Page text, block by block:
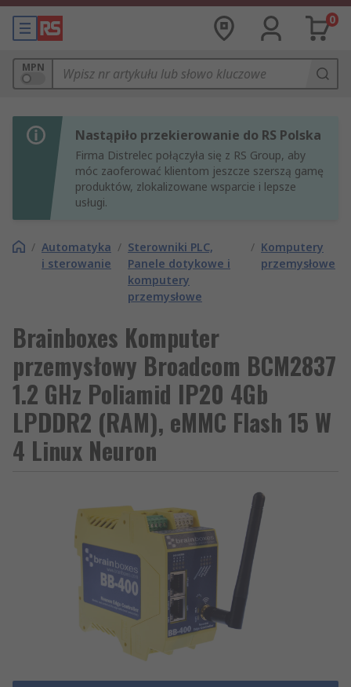
0
MPN
Nastąpiło przekierowanie do RS Polska
Firma Distrelec połączyła się z RS Group, aby
móc zaoferować klientom jeszcze szerszą gamę
produktów, zlokalizowane wsparcie i lepsze
usługi.
/ Automatyka
i sterowanie
/ Sterowniki PLC,
Panele dotykowe i
komputery
przemysłowe
/ Komputery
przemysłowe
Brainboxes Komputer
przemysłowy Broadcom BCM2837
1.2 GHz Poliamid IP20 4Gb
LPDDR2 (RAM), eMMC Flash 15 W
4 Linux Neuron